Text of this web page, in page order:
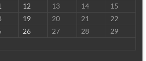
12 13 14
15
19 20 21
22
26 27 28
29